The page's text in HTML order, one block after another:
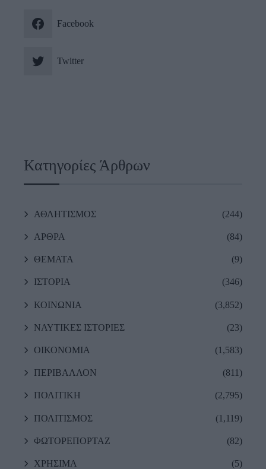
Facebook
Twitter
Κατηγορίες Άρθρων
ΑΘΛΗΤΙΣΜΟΣ (244)
ΑΡΘΡΑ (84)
ΘΕΜΑΤΑ (9)
ΙΣΤΟΡΙΑ (346)
ΚΟΙΝΩΝΙΑ (3,852)
ΝΑΥΤΙΚΕΣ ΙΣΤΟΡΙΕΣ (23)
ΟΙΚΟΝΟΜΙΑ (1,583)
ΠΕΡΙΒΑΛΛΟΝ (811)
ΠΟΛΙΤΙΚΗ (2,795)
ΠΟΛΙΤΙΣΜΟΣ (1,119)
ΦΩΤΟΡΕΠΟΡΤΑΖ (82)
ΧΡΗΣΙΜΑ (5)